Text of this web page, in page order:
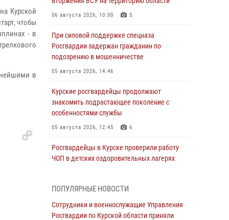
Курской
чтобы
- в
в
06 августа 2026, 10:00 5
При силовой поддержке спецназа
Росгвардии задержан гражданин по
подозрению в мошенничестве
05 августа 2026, 14:46
Курские росгвардейцы продолжают
знакомить подрастающее поколение с
особенностями службы
05 августа 2026, 12:45 6
Росгвардейцы в Курске проверили работу
ЧОП в детских оздоровительных лагерях
При содействии спецназа Росгвардии в
Курске пресечена попытка сбыта крупной
партии наркотиков
ПОПУЛЯРНЫЕ НОВОСТИ
Сотрудники и военнослужащие Управления
Росгвардии по Курской области приняли